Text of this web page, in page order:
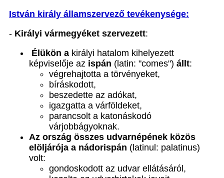
István király államszervező tevékenysége:
- Királyi vármegyéket szervezett:
Élükön a királyi hatalom kihelyezett
képviselője az ispán (latin: "comes") állt:
végrehajtotta a törvényeket,
bíráskodott,
beszedette az adókat,
igazgatta a várföldeket,
parancsolt a katonáskodó
várjobbágyoknak.
Az ország összes udvarnépének közös
elöljárója a nádorispán (latinul: palatinus)
volt:
gondoskodott az udvar ellátásáról,